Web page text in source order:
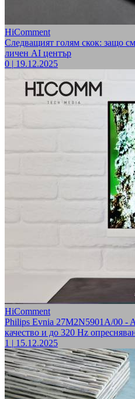
HiComment
Следващият голям скок: защо
личен AI център
0 | 19.12.2025
HiComment
Philips Evnia 27M2N5901A/00 -
качество и до 320 Hz
1 | 15.12.2025